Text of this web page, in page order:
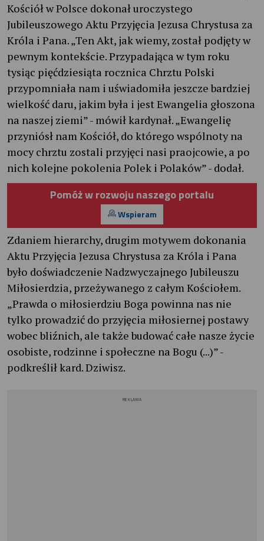
Kościół w Polsce dokonał uroczystego
Jubileuszowego Aktu Przyjęcia Jezusa Chrystusa za
Króla i Pana. „Ten Akt, jak wiemy, został podjęty w
pewnym kontekście. Przypadająca w tym roku
tysiąc pięćdziesiąta rocznica Chrztu Polski
przypomniała nam i uświadomiła jeszcze bardziej
wielkość daru, jakim była i jest Ewangelia głoszona
na naszej ziemi” - mówił kardynał. „Ewangelię
przyniósł nam Kościół, do którego wspólnoty na
mocy chrztu zostali przyjęci nasi praojcowie, a po
nich kolejne pokolenia Polek i Polaków” - dodał.
Pomóż w rozwoju naszego portalu
Wspieram
Zdaniem hierarchy, drugim motywem dokonania
Aktu Przyjęcia Jezusa Chrystusa za Króla i Pana
było doświadczenie Nadzwyczajnego Jubileuszu
Miłosierdzia, przeżywanego z całym Kościołem.
„Prawda o miłosierdziu Boga powinna nas nie
tylko prowadzić do przyjęcia miłosiernej postawy
wobec bliźnich, ale także budować całe nasze życie
osobiste, rodzinne i społeczne na Bogu (...)” -
podkreślił kard. Dziwisz.
REKLAMA